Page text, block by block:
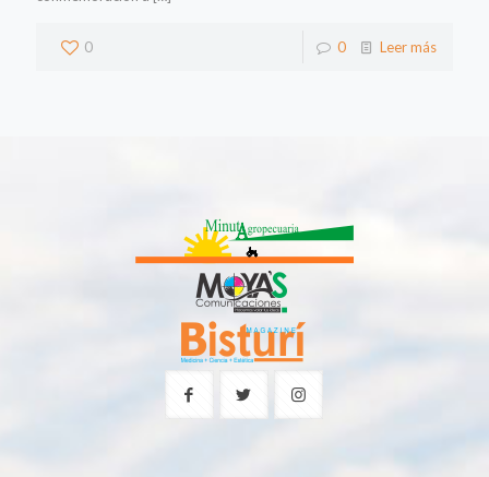
0 0 Leer más